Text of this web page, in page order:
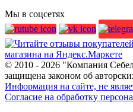
Мы в соцсетях
© 2010 - 2026 "Компания
защищена законом об
Информация на сайте, не
Согласие на обработку